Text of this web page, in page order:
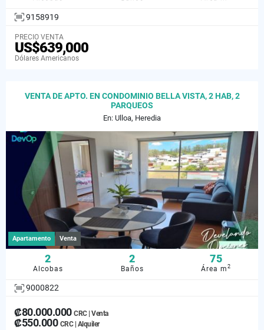
9158919
PRECIO VENTA
US$639,000
Dólares Americanos
VENTA DE APTO. EN CONDOMINIO BELLA VISTA, 2 HAB, 2
PARQUEOS
En: Ulloa, Heredia
Apartamento Venta
2
Alcobas
2
Baños
75
Área m2
9000822
₡80.000.000 CRC | Venta
₡550.000 CRC | Alquiler